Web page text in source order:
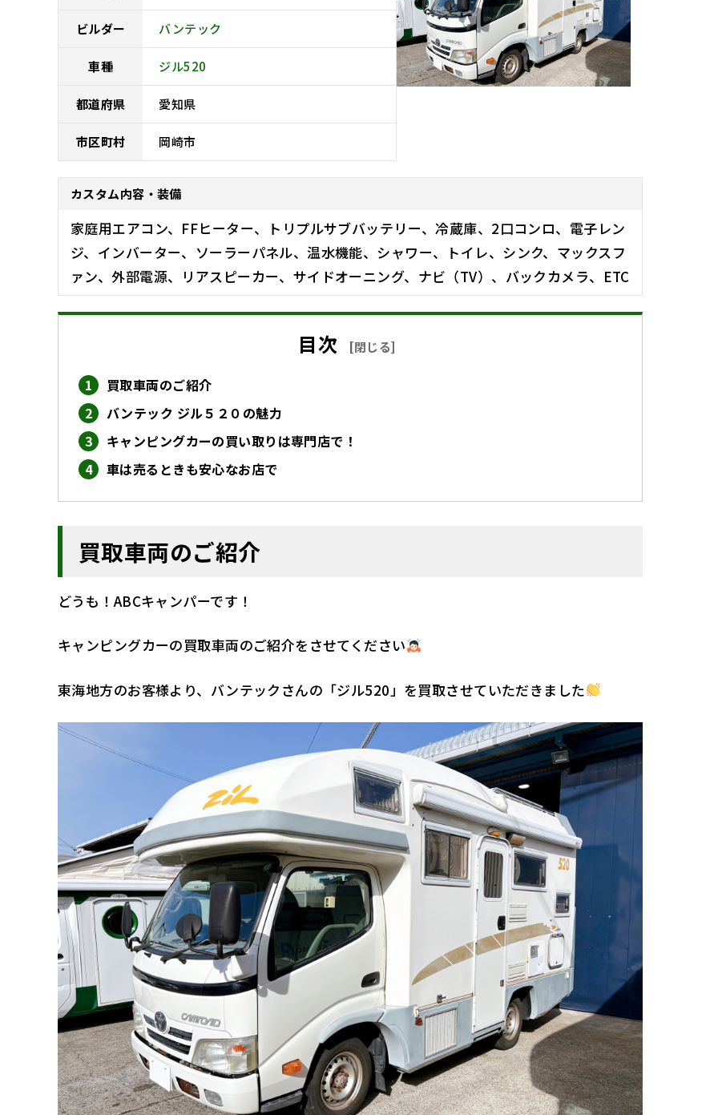
ビルダー バンテック
車種 ジル520
都道府県 愛知県
市区町村 岡崎市
カスタム内容・装備
家庭用エアコン、FFヒーター、トリプルサブバッテリー、冷蔵庫、2口コンロ、電子レン
ジ、インバーター、ソーラーパネル、温水機能、シャワー、トイレ、シンク、マックスフ
ァン、外部電源、リアスピーカー、サイドオーニング、ナビ（TV）、バックカメラ、ETC
目次 [閉じる]
買取車両のご紹介
バンテック ジル５２０の魅力
キャンピングカーの買い取りは専門店で！
車は売るときも安心なお店で
買取車両のご紹介
どうも！ABCキャンパーです！
キャンピングカーの買取車両のご紹介をさせてください
東海地方のお客様より、バンテックさんの「ジル520」を買取させていただきました